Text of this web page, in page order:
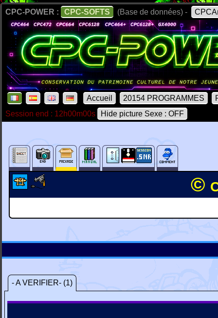
CPC-POWER : CPC-SOFTS (Base de données) -
Accueil 20154 PROGRAMMES
Session end : 12h00m00s
Hide picture Sexe : OFF
©
- A VERIFIER- (1)